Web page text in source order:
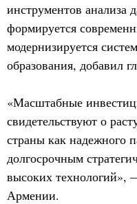
инструментов анализа
формируется
модернизируется
образования, добавил
«Масштабные
свидетельствуют о
страны как надежного
долгосрочным
высоких технологий»,
Армении.